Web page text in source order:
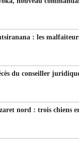
: les
du conseiller
nord : trois chiens